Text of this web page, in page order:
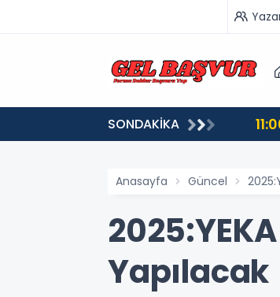
SONDAKİKA
5 Ağustos'ta Başlıyor
Anasayfa Güncel
Yapılacak